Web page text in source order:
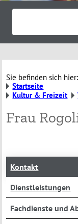
Sie befinden sich hier:
Startseite
Kultur & Freizeit
Frau
Kontakt
Dienstleistungen
Fachdienste und